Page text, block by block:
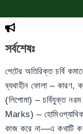
সর্বশেষঃ
পেটের অতিরিক্ত চর্বি
ব্যথাহীন ফোলা – কারণ,
(লিপোমা) – চর্বিযুক্ত নরম
Marks) – হোমিওপ্যাথিক
কাজ করে না—এ কথাটি